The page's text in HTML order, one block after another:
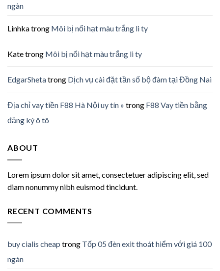
ngàn
Linhkatrong Môi bị nổi hạt màu trắng li ty
Katetrong Môi bị nổi hạt màu trắng li ty
EdgarShetatrong Dịch vụ cài đặt tần số bộ đàm tại Đồng Nai
Địa chỉ vay tiền F88 Hà Nội uy tín » trong F88 Vay tiền bằng
đăng ký ô tô
ABOUT
Lorem ipsum dolor sit amet, consectetuer adipiscing elit, sed
diam nonummy nibh euismod tincidunt.
RECENT COMMENTS
buy cialis cheap trong Tốp 05 đèn exit thoát hiểm với giá 100
ngàn